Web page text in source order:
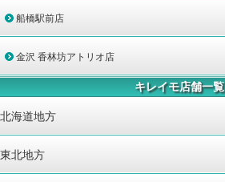
船橋駅前店
金沢 香林坊アトリオ店
キレイモ店舗一覧
北海道地方
東北地方